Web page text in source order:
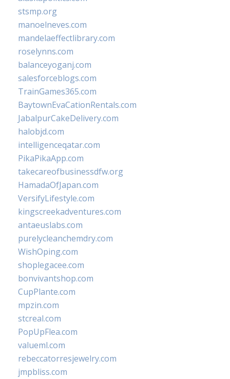
stsmp.org
manoelneves.com
mandelaeffectlibrary.com
roselynns.com
balanceyoganj.com
salesforceblogs.com
TrainGames365.com
BaytownEvaCationRentals.com
JabalpurCakeDelivery.com
halobjd.com
intelligenceqatar.com
PikaPikaApp.com
takecareofbusinessdfw.org
HamadaOfJapan.com
VersifyLifestyle.com
kingscreekadventures.com
antaeuslabs.com
purelycleanchemdry.com
WishOping.com
shoplegacee.com
bonvivantshop.com
CupPlante.com
mpzin.com
stcreal.com
PopUpFlea.com
valueml.com
rebeccatorresjewelry.com
jmpbliss.com